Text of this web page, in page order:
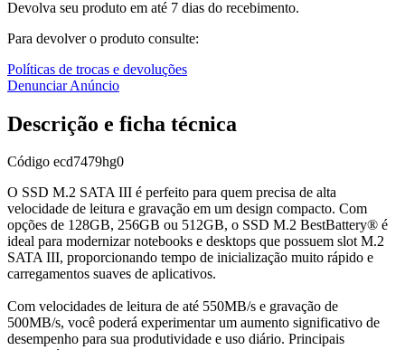
Devolva seu produto em até 7 dias do recebimento.
Para devolver o produto consulte:
Políticas de trocas e devoluções
Denunciar Anúncio
Descrição e ficha técnica
Código ecd7479hg0
O SSD M.2 SATA III é perfeito para quem precisa de alta
velocidade de leitura e gravação em um design compacto. Com
opções de 128GB, 256GB ou 512GB, o SSD M.2 BestBattery® é
ideal para modernizar notebooks e desktops que possuem slot M.2
SATA III, proporcionando tempo de inicialização muito rápido e
carregamentos suaves de aplicativos.
Com velocidades de leitura de até 550MB/s e gravação de
500MB/s, você poderá experimentar um aumento significativo de
desempenho para sua produtividade e uso diário. Principais